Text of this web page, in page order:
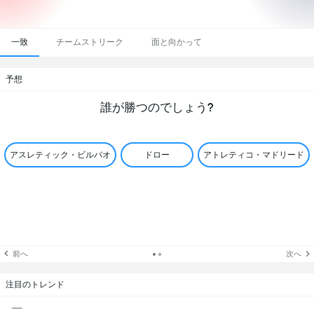
一致 チームストリーク 面と向かって
予想
誰が勝つのでしょう?
アスレティック・ビルバオ ドロー アトレティコ・マドリード
前へ 次へ
注目のトレンド